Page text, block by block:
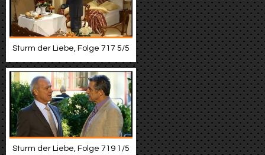
Sturm der Liebe, Folge 717 5/5
Sturm der Liebe, Folge 719 1/5